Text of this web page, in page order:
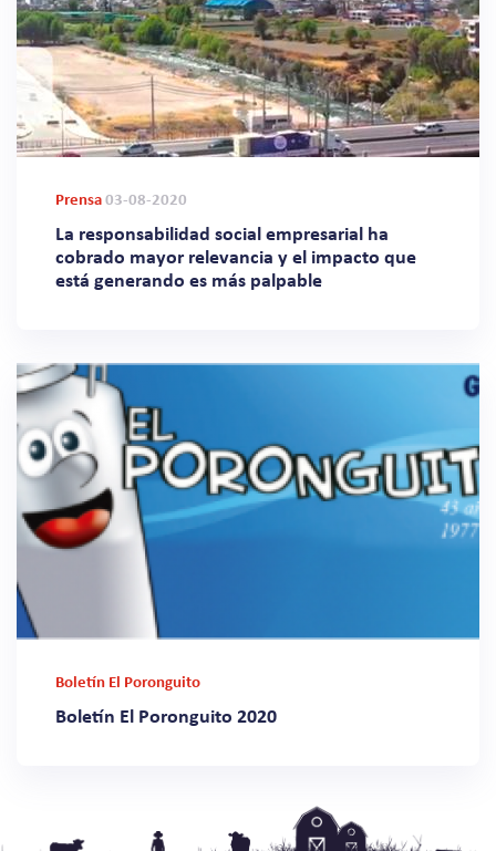
Prensa 03-08-2020
La responsabilidad social empresarial ha
cobrado mayor relevancia y el impacto que
está generando es más palpable
Boletín El Poronguito
Boletín El Poronguito 2020